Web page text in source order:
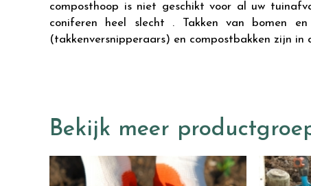
composthoop is niet geschikt voor al uw
coniferen heel slecht . Takken van bomen
(takkenversnipperaars) en compostbakken zijn in
Bekijk meer